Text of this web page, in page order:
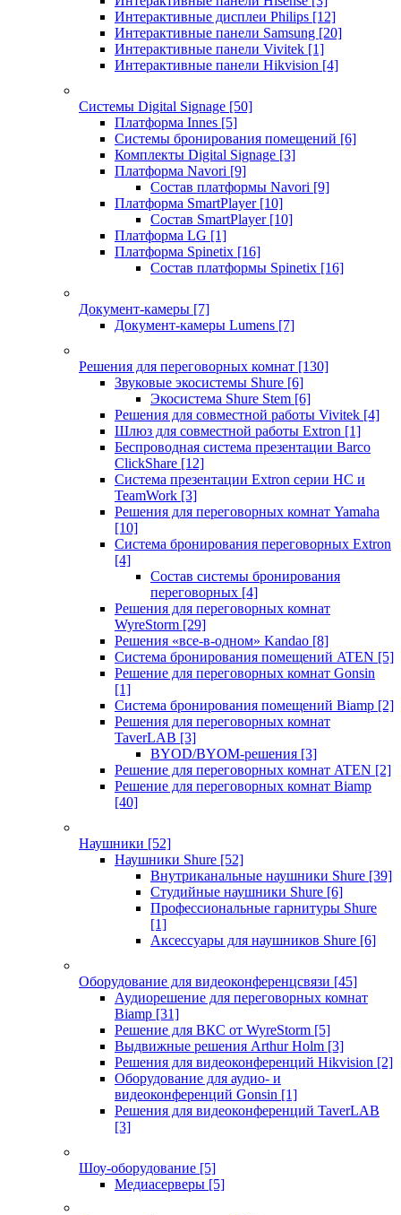
Интерактивные дисплеи Philips [12]
Интерактивные панели Samsung [20]
Интерактивные панели Vivitek [1]
Интерактивные панели Hikvision [4]
Системы Digital Signage [50]
Платформа Innes [5]
Системы бронирования помещений [6]
Комплекты Digital Signage [3]
Платформа Navori [9]
Состав платформы Navori [9]
Платформа SmartPlayer [10]
Состав SmartPlayer [10]
Платформа LG [1]
Платформа Spinetix [16]
Состав платформы Spinetix [16]
Документ-камеры [7]
Документ-камеры Lumens [7]
Решения для переговорных комнат [130]
Звуковые экосистемы Shure [6]
Экосистема Shure Stem [6]
Решения для совместной работы Vivitek [4]
Шлюз для совместной работы Extron [1]
Беспроводная система презентации Barco
ClickShare [12]
Система презентации Extron серии HC и
TeamWork [3]
Решения для переговорных комнат Yamaha
[10]
Система бронирования переговорных Extron
[4]
Состав системы бронирования
переговорных [4]
Решения для переговорных комнат
WyreStorm [29]
Решения «все-в-одном» Kandao [8]
Система бронирования помещений ATEN [5]
Решение для переговорных комнат Gonsin
[1]
Система бронирования помещений Biamp [2]
Решения для переговорных комнат
TaverLAB [3]
BYOD/BYOM-решения [3]
Решение для переговорных комнат ATEN [2]
Решение для переговорных комнат Biamp
[40]
Наушники [52]
Наушники Shure [52]
Внутриканальные наушники Shure [39]
Студийные наушники Shure [6]
Профессиональные гарнитуры Shure
[1]
Аксессуары для наушников Shure [6]
Оборудование для видеоконференцсвязи [45]
Аудиорешение для переговорных комнат
Biamp [31]
Решение для ВКС от WyreStorm [5]
Выдвижные решения Arthur Holm [3]
Решения для видеоконференций Hikvision [2]
Оборудование для аудио- и
видеоконференций Gonsin [1]
Решения для видеоконференций TaverLAB
[3]
Шоу-оборудование [5]
Медиасерверы [5]